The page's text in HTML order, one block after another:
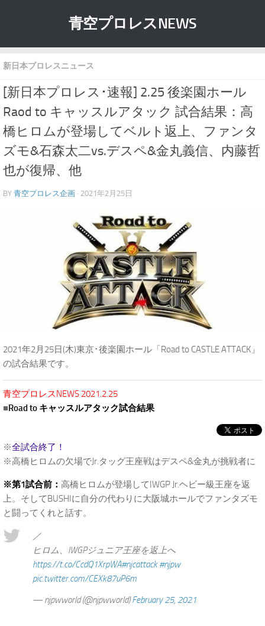
青空プロレスNEWS
新日本プロレスニュース
[新日本プロレス･速報] 2.25 後楽園ホール
Raod to キャッスルアタック 試合結果：高
橋ヒロムが登場してベルト返上、ファンタ
ズモ&石森太二vs.デスペ&金丸義信、内藤哲
也が復帰、他
BY 青空プロレス企画 · 2021年2月25日
2021年2月25日(木)東京･後楽園ホール「Road to CASTLE ATTACK」
の試合結果です。
青空プロレスNEWS 2021.2.25
■Road to キャッスルアタック試合結果
※全試合終了！
※高橋ヒロムの欠場でJr.タッグ王座戦はデスペ&金丸が挑戦者に
※第1試合前： 高橋ヒロムが登場してIWGP Jr.ヘビー級王座を返
上。そしてBUSHIに自分の代わりに大阪城ホールでファンタズモ
と闘ってくれと話す。
／
ヒロム、IWGPジュニア王座を返上へ
https://t.co/CcdQ1XrpWA#njcattack #njpw
pic.twitter.com/CEXk87uP6m
— njpwworld (@njpwworld)February 25, 2021